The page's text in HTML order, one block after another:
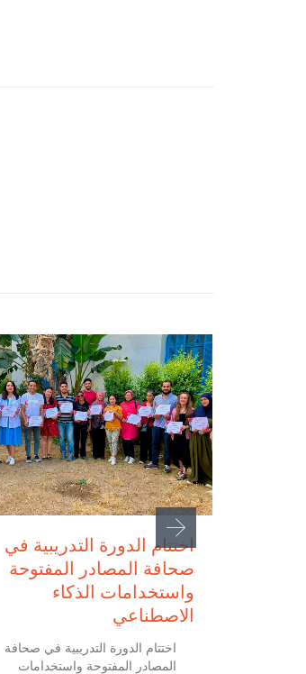
اختتام الدورة التدريبية في
صحافة المصادر المفتوحة
واستخدامات الذكاء
الاصطناعي
اختتام الدورة التدريبية في صحافة
المصادر المفتوحة واستخدامات